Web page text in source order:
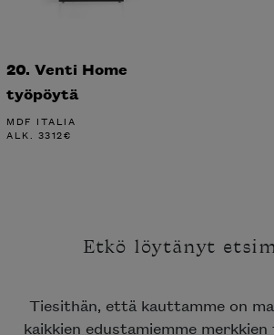
20. Venti Home
työpöytä
MDF ITALIA
ALK. 3312€
Etkö löytänyt
Tiesithän, että kauttamme on
kaikkien edustamiemme